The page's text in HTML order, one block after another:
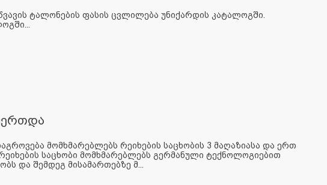
ტალონების ფასის ცვლილება უნიქარდის კატალოგში.
მომხმარებლებს რეიხების საცხობის 3 მაღაზიასა და ერთ
საცხობი მომხმარებლებს გერმანული ტექნოლოგიებით
და შემდეგ მისამართებზე მ...